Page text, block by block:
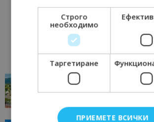
“Пощенска картичка от…”:
отвъд очакваното
Строго
необходимо
Таргетиране
ПРИЕМЕТЕ ВСИЧКИ